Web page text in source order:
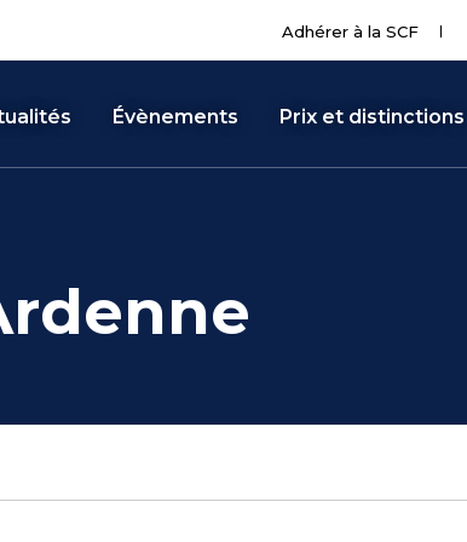
Adhérer à la SCF
Évènements Prix et distinctions